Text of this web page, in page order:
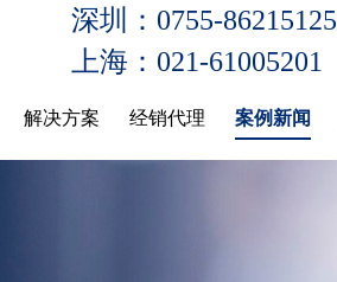
深圳：0755-86215125
上海：021-61005201
解决方案 经销代理 案例新闻